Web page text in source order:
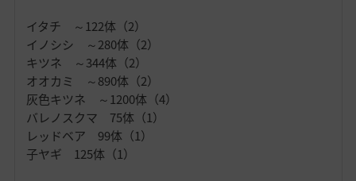
イタチ ～122体（2）
イノシシ ～280体（2）
キツネ ～344体（2）
オオカミ ～890体（2）
灰色キツネ ～1200体（4）
バレノスクマ 75体（1）
レッドベア 99体（1）
子ヤギ 125体（1）